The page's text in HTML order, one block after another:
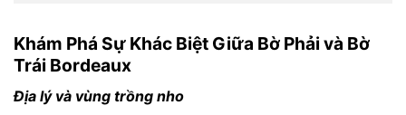
Khám Phá Sự Khác Biệt Giữa Bờ Phải và Bờ
Trái Bordeaux
Địa lý và vùng trồng nho